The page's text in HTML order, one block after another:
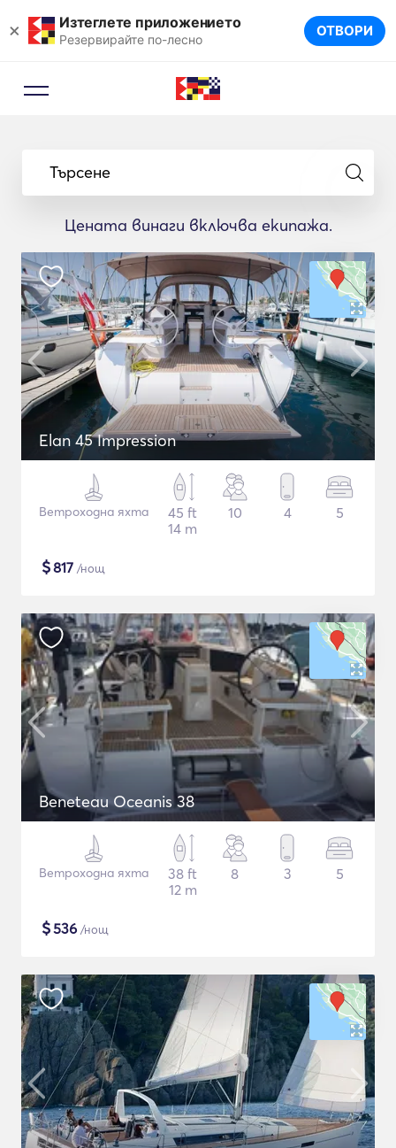
× Изтеглете приложението
Резервирайте по-лесно ОТВОРИ
Търсене
Цената винаги включва екипажа.
Elan 45 Impression
Ветроходна яхта
45 ft
14 m
10 4 5
$817 /нощ
Beneteau Oceanis 38
Ветроходна яхта
38 ft
12 m
8 3 5
$536 /нощ